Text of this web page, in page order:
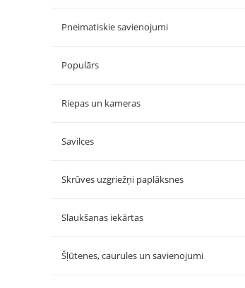
Pneimatiskie savienojumi
Populārs
Riepas un kameras
Savilces
Skrūves uzgriežņi paplāksnes
Slaukšanas iekārtas
Šļūtenes, caurules un savienojumi